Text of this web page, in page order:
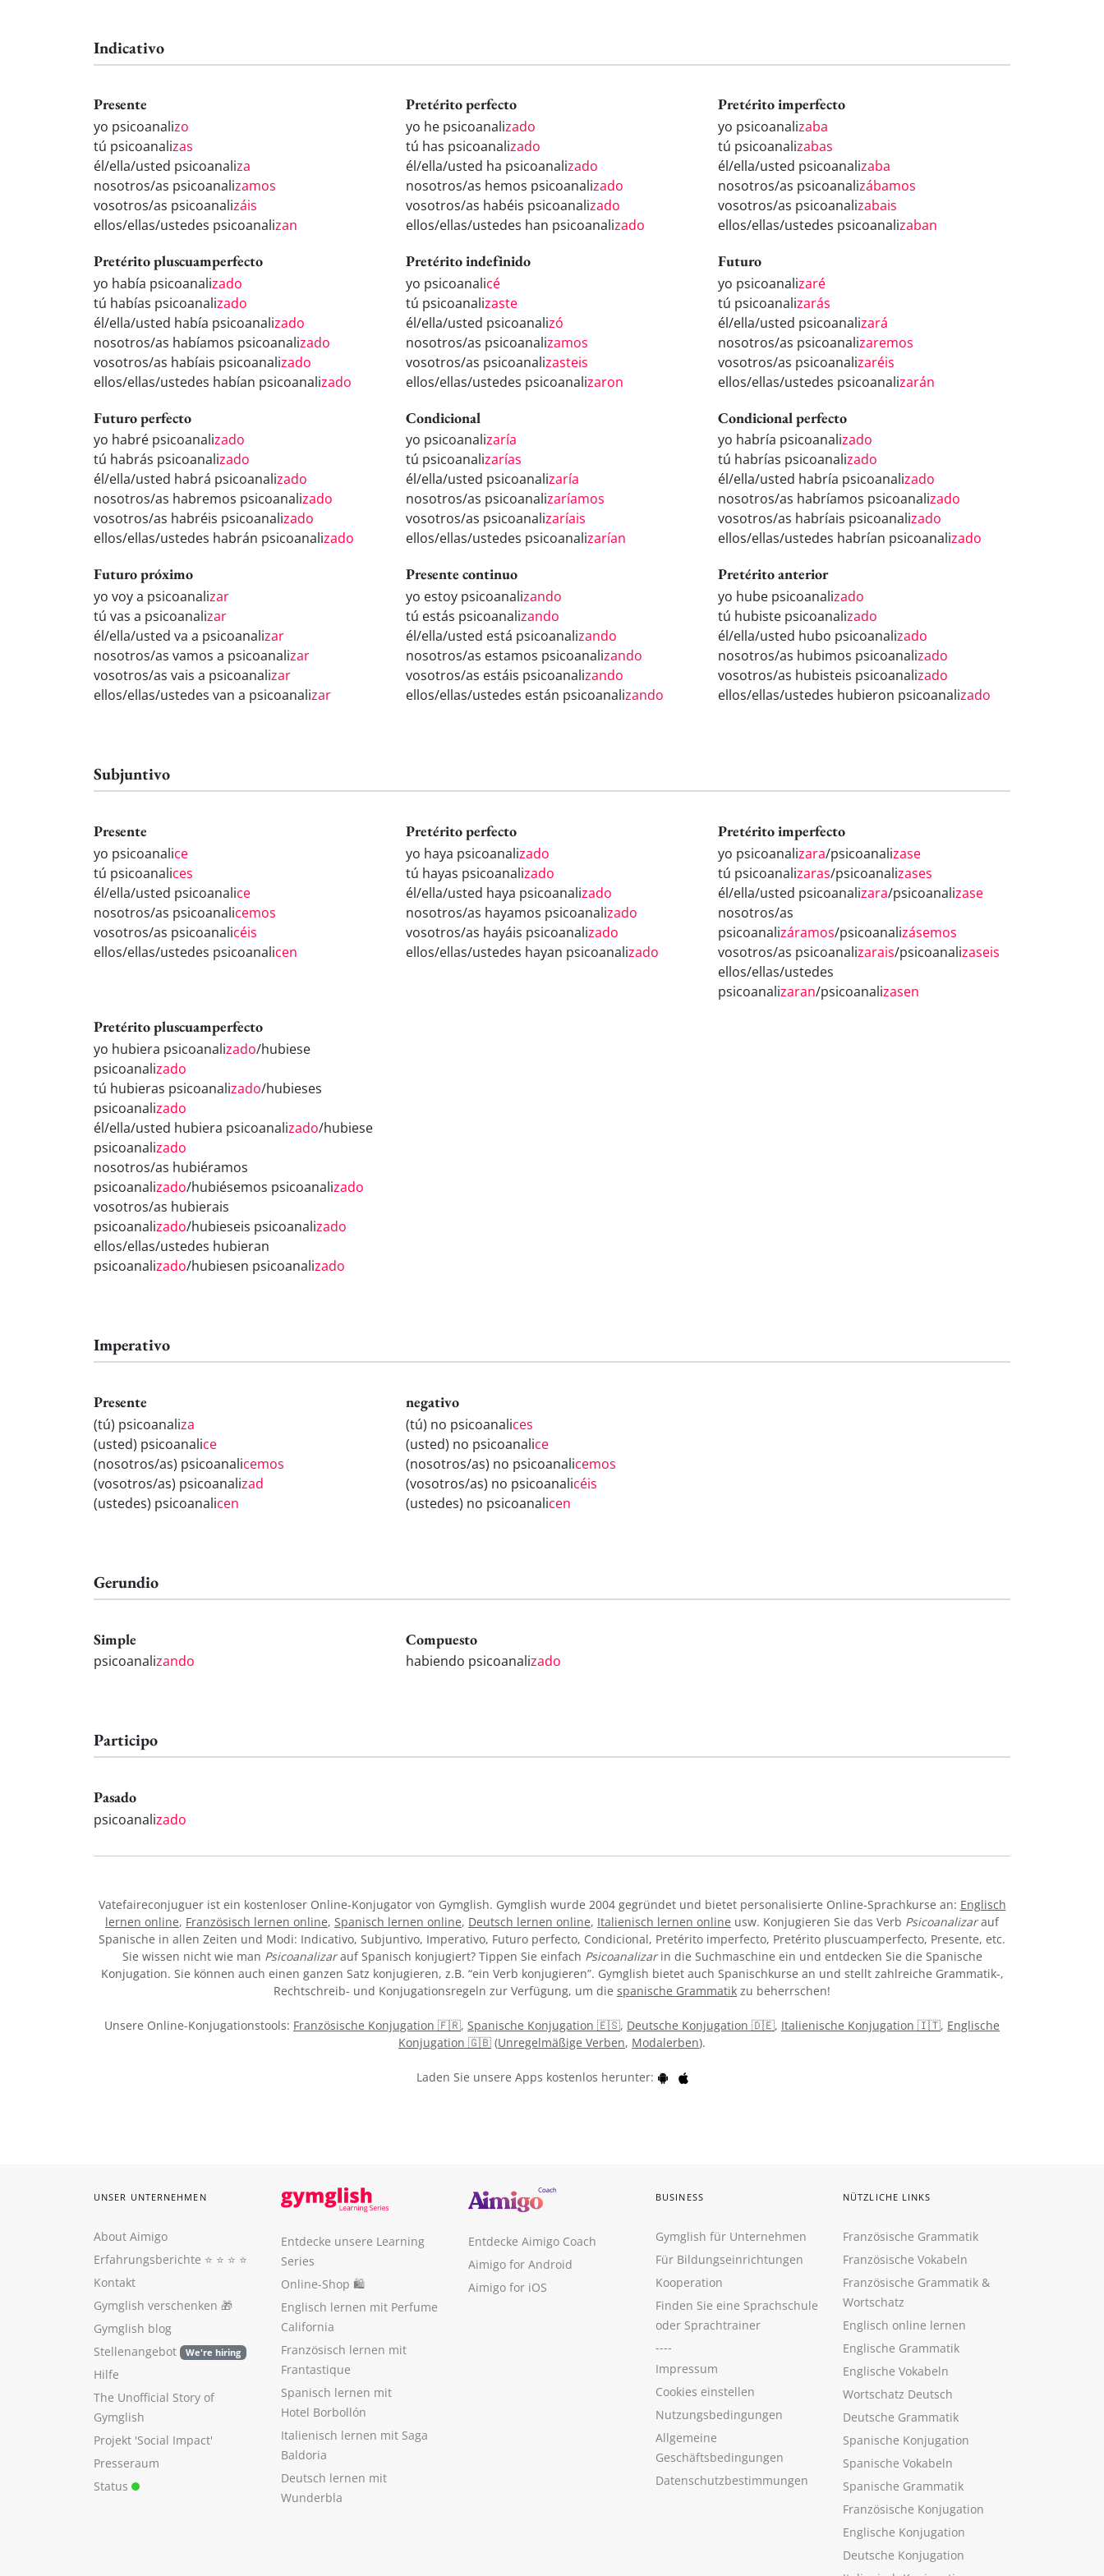
Indicativo
Presente
yo psicoanalizo
tú psicoanalizas
él/ella/usted psicoanaliza
nosotros/as psicoanalizamos
vosotros/as psicoanalizáis
ellos/ellas/ustedes psicoanalizan
Pretérito perfecto
yo he psicoanalizado
tú has psicoanalizado
él/ella/usted ha psicoanalizado
nosotros/as hemos psicoanalizado
vosotros/as habéis psicoanalizado
ellos/ellas/ustedes han psicoanalizado
Pretérito imperfecto
yo psicoanalizaba
tú psicoanalizabas
él/ella/usted psicoanalizaba
nosotros/as psicoanalizábamos
vosotros/as psicoanalizabais
ellos/ellas/ustedes psicoanalizaban
Pretérito pluscuamperfecto
yo había psicoanalizado
tú habías psicoanalizado
él/ella/usted había psicoanalizado
nosotros/as habíamos psicoanalizado
vosotros/as habíais psicoanalizado
ellos/ellas/ustedes habían psicoanalizado
Pretérito indefinido
yo psicoanalicé
tú psicoanalizaste
él/ella/usted psicoanalizó
nosotros/as psicoanalizamos
vosotros/as psicoanalizasteis
ellos/ellas/ustedes psicoanalizaron
Futuro
yo psicoanalizaré
tú psicoanalizarás
él/ella/usted psicoanalizará
nosotros/as psicoanalizaremos
vosotros/as psicoanalizaréis
ellos/ellas/ustedes psicoanalizarán
Futuro perfecto
yo habré psicoanalizado
tú habrás psicoanalizado
él/ella/usted habrá psicoanalizado
nosotros/as habremos psicoanalizado
vosotros/as habréis psicoanalizado
ellos/ellas/ustedes habrán psicoanalizado
Condicional
yo psicoanalizaría
tú psicoanalizarías
él/ella/usted psicoanalizaría
nosotros/as psicoanalizaríamos
vosotros/as psicoanalizaríais
ellos/ellas/ustedes psicoanalizarían
Condicional perfecto
yo habría psicoanalizado
tú habrías psicoanalizado
él/ella/usted habría psicoanalizado
nosotros/as habríamos psicoanalizado
vosotros/as habríais psicoanalizado
ellos/ellas/ustedes habrían psicoanalizado
Futuro próximo
yo voy a psicoanalizar
tú vas a psicoanalizar
él/ella/usted va a psicoanalizar
nosotros/as vamos a psicoanalizar
vosotros/as vais a psicoanalizar
ellos/ellas/ustedes van a psicoanalizar
Presente continuo
yo estoy psicoanalizando
tú estás psicoanalizando
él/ella/usted está psicoanalizando
nosotros/as estamos psicoanalizando
vosotros/as estáis psicoanalizando
ellos/ellas/ustedes están psicoanalizando
Pretérito anterior
yo hube psicoanalizado
tú hubiste psicoanalizado
él/ella/usted hubo psicoanalizado
nosotros/as hubimos psicoanalizado
vosotros/as hubisteis psicoanalizado
ellos/ellas/ustedes hubieron psicoanalizado
Subjuntivo
Presente
yo psicoanalice
tú psicoanalices
él/ella/usted psicoanalice
nosotros/as psicoanalicemos
vosotros/as psicoanalicéis
ellos/ellas/ustedes psicoanalicen
Pretérito perfecto
yo haya psicoanalizado
tú hayas psicoanalizado
él/ella/usted haya psicoanalizado
nosotros/as hayamos psicoanalizado
vosotros/as hayáis psicoanalizado
ellos/ellas/ustedes hayan psicoanalizado
Pretérito imperfecto
yo psicoanalizara/psicoanalizase
tú psicoanalizaras/psicoanalizases
él/ella/usted psicoanalizara/psicoanalizase
nosotros/as
psicoanalizáramos/psicoanalizásemos
vosotros/as psicoanalizarais/psicoanalizaseis
ellos/ellas/ustedes
psicoanalizaran/psicoanalizasen
Pretérito pluscuamperfecto
yo hubiera psicoanalizado/hubiese
psicoanalizado
tú hubieras psicoanalizado/hubieses
psicoanalizado
él/ella/usted hubiera psicoanalizado/hubiese
psicoanalizado
nosotros/as hubiéramos
psicoanalizado/hubiésemos psicoanalizado
vosotros/as hubierais
psicoanalizado/hubieseis psicoanalizado
ellos/ellas/ustedes hubieran
psicoanalizado/hubiesen psicoanalizado
Imperativo
Presente
(tú) psicoanaliza
(usted) psicoanalice
(nosotros/as) psicoanalicemos
(vosotros/as) psicoanalizad
(ustedes) psicoanalicen
negativo
(tú) no psicoanalices
(usted) no psicoanalice
(nosotros/as) no psicoanalicemos
(vosotros/as) no psicoanalicéis
(ustedes) no psicoanalicen
Gerundio
Simple
psicoanalizando
Compuesto
habiendo psicoanalizado
Participo
Pasado
psicoanalizado
Vatefaireconjuguer ist ein kostenloser Online-Konjugator von Gymglish. Gymglish wurde 2004 gegründet und bietet personalisierte Online-Sprachkurse an: Englisch
lernen online, Französisch lernen online, Spanisch lernen online, Deutsch lernen online, Italienisch lernen online usw. Konjugieren Sie das Verb Psicoanalizarauf
Spanische in allen Zeiten und Modi: Indicativo, Subjuntivo, Imperativo, Futuro perfecto, Condicional, Pretérito imperfecto, Pretérito pluscuamperfecto, Presente, etc.
Sie wissen nicht wie man Psicoanalizarauf Spanisch konjugiert? Tippen Sie einfach Psicoanalizarin die Suchmaschine ein und entdecken Sie die Spanische
Konjugation. Sie können auch einen ganzen Satz konjugieren, z.B. “ein Verb konjugieren”. Gymglish bietet auch Spanischkurse an und stellt zahlreiche Grammatik-,
Rechtschreib- und Konjugationsregeln zur Verfügung, um die spanische Grammatik zu beherrschen!
Unsere Online-Konjugationstools: Französische Konjugation 🇫🇷, Spanische Konjugation 🇪🇸, Deutsche Konjugation 🇩🇪, Italienische Konjugation 🇮🇹, Englische
Konjugation 🇬🇧 (Unregelmäßige Verben, Modalerben).
Laden Sie unsere Apps kostenlos herunter:
UNSER UNTERNEHMEN
About Aimigo
Erfahrungsberichte ⭐️ ⭐️ ⭐️ ⭐️
Kontakt
Gymglish verschenken 🎁
Gymglish blog
Stellenangebot
We're hiring
Hilfe
The Unofficial Story of
Gymglish
Projekt 'Social Impact'
Presseraum
Status
Entdecke unsere Learning
Series
Online-Shop 🛍
Englisch lernen mit Perfume
California
Französisch lernen mit
Frantastique
Spanisch lernen mit
Hotel Borbollón
Italienisch lernen mit Saga
Baldoria
Deutsch lernen mit
Wunderbla
Entdecke Aimigo Coach
Aimigo for Android
Aimigo for iOS
BUSINESS
Gymglish für Unternehmen
Für Bildungseinrichtungen
Kooperation
Finden Sie eine Sprachschule
oder Sprachtrainer
----
Impressum
Cookies einstellen
Nutzungsbedingungen
Allgemeine
Geschäftsbedingungen
Datenschutzbestimmungen
NÜTZLICHE LINKS
Französische Grammatik
Französische Vokabeln
Französische Grammatik &
Wortschatz
Englisch online lernen
Englische Grammatik
Englische Vokabeln
Wortschatz Deutsch
Deutsche Grammatik
Spanische Konjugation
Spanische Vokabeln
Spanische Grammatik
Französische Konjugation
Englische Konjugation
Deutsche Konjugation